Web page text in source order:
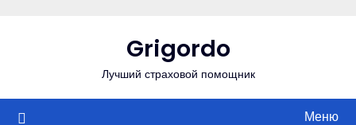
Grigordo
Лучший страховой помощник
Меню